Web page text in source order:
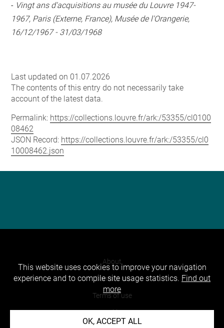
- Vingt ans d'acquisitions au musée du Louvre 1947-
1967, Paris (Externe, France), Musée de l'Orangerie,
16/12/1967 - 31/03/1968
Last updated on 01.07.2026
The contents of this entry do not necessarily take
account of the latest data.
Permalink: https://collections.louvre.fr/ark:/53355/cl0100
08462
JSON Record: https://collections.louvre.fr/ark:/53355/cl0
10008462.json
About
Contact Us
Terms of use
Cookies
This website uses cookies to improve your navigation
experience and to compile site usage statistics. Find out
more
OK, ACCEPT ALL